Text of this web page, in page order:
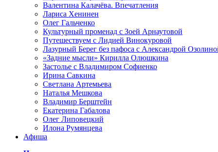
Валентина Калачёва. Впечатления
Лариса Хенинен
Олег Гальченко
Культурный променад с Зоей Арнаутовой
Путешествуем с Лидией Винокуровой
Лазурный Берег без пафоса с Александрой
«Задние мысли» Кирилла Олюшкина
Застолье с Владимиром Софиенко
Ирина Савкина
Светлана Артемьева
Наталья Мешкова
Владимир Берштейн
Екатерина Габалова
Олег Липовецкий
Илона Румянцева
Афиша